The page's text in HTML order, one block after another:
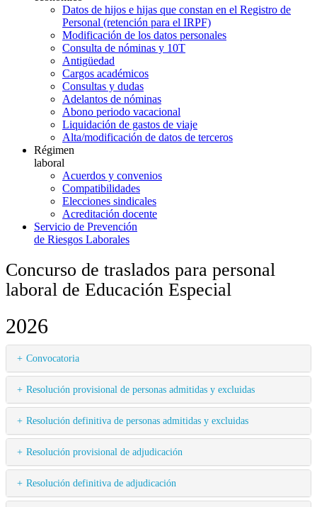
Datos de hijos e hijas que constan en el Registro de
Personal (retención para el IRPF)
Modificación de los datos personales
Consulta de nóminas y 10T
Antigüedad
Cargos académicos
Consultas y dudas
Adelantos de nóminas
Abono periodo vacacional
Liquidación de gastos de viaje
Alta/modificación de datos de terceros
Régimen
laboral
Acuerdos y convenios
Compatibilidades
Elecciones sindicales
Acreditación docente
Servicio de Prevención
de Riesgos Laborales
Concurso de traslados para personal
laboral de Educación Especial
2026
Convocatoria
Resolución provisional de personas admitidas y excluidas
Resolución definitiva de personas admitidas y excluidas
Resolución provisional de adjudicación
Resolución definitiva de adjudicación